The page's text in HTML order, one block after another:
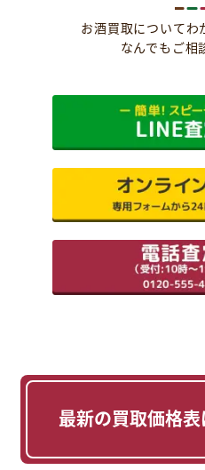
お酒買取についてわ
なんでもご相
最新の買取価格表